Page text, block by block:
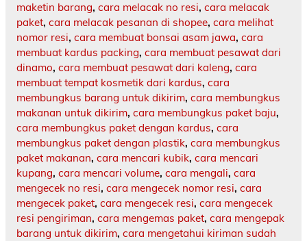
maketin barang, cara melacak no resi, cara melacak
paket, cara melacak pesanan di shopee, cara melihat
nomor resi, cara membuat bonsai asam jawa, cara
membuat kardus packing, cara membuat pesawat dari
dinamo, cara membuat pesawat dari kaleng, cara
membuat tempat kosmetik dari kardus, cara
membungkus barang untuk dikirim, cara membungkus
makanan untuk dikirim, cara membungkus paket baju,
cara membungkus paket dengan kardus, cara
membungkus paket dengan plastik, cara membungkus
paket makanan, cara mencari kubik, cara mencari
kupang, cara mencari volume, cara mengali, cara
mengecek no resi, cara mengecek nomor resi, cara
mengecek paket, cara mengecek resi, cara mengecek
resi pengiriman, cara mengemas paket, cara mengepak
barang untuk dikirim, cara mengetahui kiriman sudah